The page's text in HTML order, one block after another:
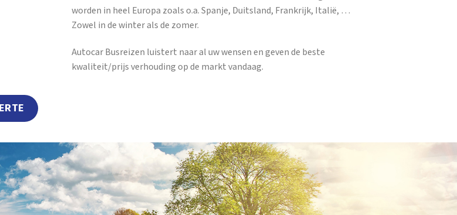
worden in heel Europa zoals o.a. Spanje, Duitsland, Frankrijk, Italië, …
Zowel in de winter als de zomer.
Autocar Busreizen luistert naar al uw wensen en geven de beste
kwaliteit/prijs verhouding op de markt vandaag.